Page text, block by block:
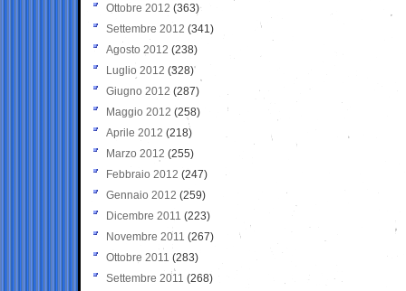
Ottobre 2012 (363)
Settembre 2012 (341)
Agosto 2012 (238)
Luglio 2012 (328)
Giugno 2012 (287)
Maggio 2012 (258)
Aprile 2012 (218)
Marzo 2012 (255)
Febbraio 2012 (247)
Gennaio 2012 (259)
Dicembre 2011 (223)
Novembre 2011 (267)
Ottobre 2011 (283)
Settembre 2011 (268)